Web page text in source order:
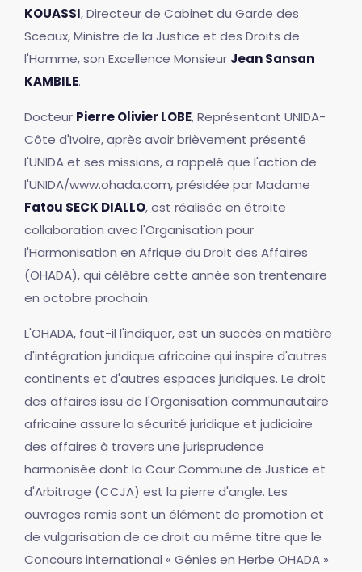
KOUASSI, Directeur de Cabinet du Garde des
Sceaux, Ministre de la Justice et des Droits de
l'Homme, son Excellence Monsieur Jean Sansan
KAMBILE.
Docteur Pierre Olivier LOBE, Représentant UNIDA-
Côte d'Ivoire, après avoir brièvement présenté
l'UNIDA et ses missions, a rappelé que l'action de
l'UNIDA/www.ohada.com, présidée par Madame
Fatou SECK DIALLO, est réalisée en étroite
collaboration avec l'Organisation pour
l'Harmonisation en Afrique du Droit des Affaires
(OHADA), qui célèbre cette année son trentenaire
en octobre prochain.
L'OHADA, faut-il l'indiquer, est un succès en matière
d'intégration juridique africaine qui inspire d'autres
continents et d'autres espaces juridiques. Le droit
des affaires issu de l'Organisation communautaire
africaine assure la sécurité juridique et judiciaire
des affaires à travers une jurisprudence
harmonisée dont la Cour Commune de Justice et
d'Arbitrage (CCJA) est la pierre d'angle. Les
ouvrages remis sont un élément de promotion et
de vulgarisation de ce droit au même titre que le
Concours international « Génies en Herbe OHADA »